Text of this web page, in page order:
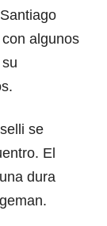
algunos
se
El
dura